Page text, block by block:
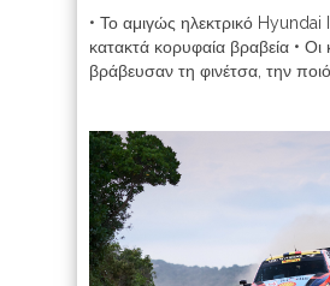
• Το αμιγώς ηλεκτρικό Hyundai
κατακτά κορυφαία βραβεία • Οι
βράβευσαν τη φινέτσα, την